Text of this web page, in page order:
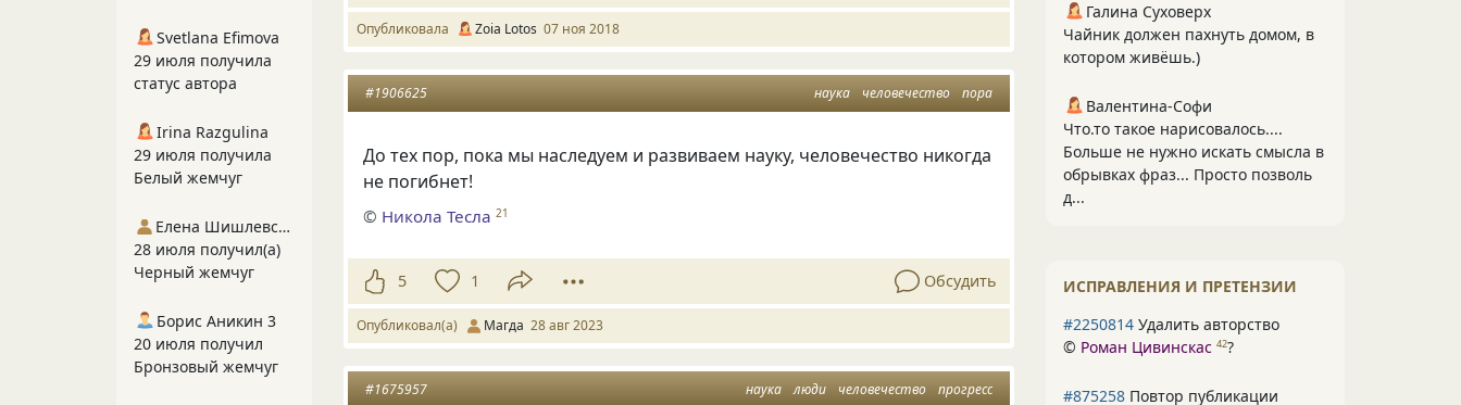
Опубликовала Zoia Lotos 07 ноя 2018
наука человечество пора
#1906625
До тех пор, пока мы наследуем и развиваем науку, человечество никогда
не погибнет!
© Никола Тесла 21
5 1 Обсудить
Опубликовал(а) Магда 28 авг 2023
наука люди человечество прогресс
#1675957
Галина Суховерх
Чайник должен пахнуть домом, в
котором живёшь.)
Валентина-Софи
Что.то такое нарисовалось....
Больше не нужно искать смысла в
обрывках фраз... Просто позволь
д...
ИСПРАВЛЕНИЯ И ПРЕТЕНЗИИ
#2250814 Удалить авторство
© Роман Цивинскас 42?
#875258 Повтор публикации
Svetlana Efimova
29 июля получила
статус автора
Irina Razgulina
29 июля получила
Белый жемчуг
Елена Шишлевская
28 июля получил(а)
Черный жемчуг
Борис Аникин 3
20 июля получил
Бронзовый жемчуг